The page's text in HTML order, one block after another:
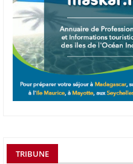
TRIBUNE